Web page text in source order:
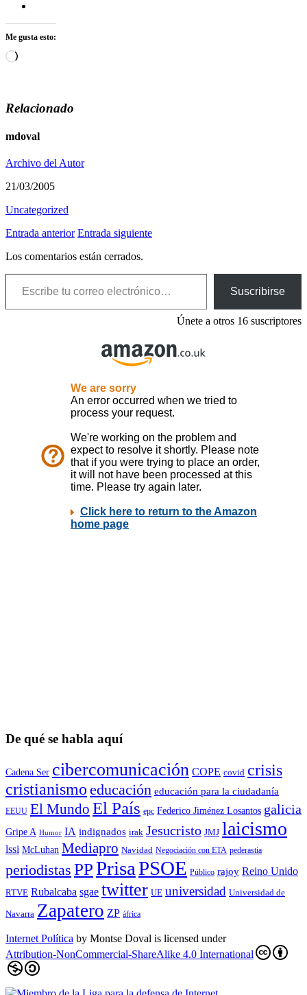
Me gusta esto:
Cargando...
Relacionado
mdoval
Archivo del Autor
21/03/2005
Uncategorized
Entrada anterior Entrada siguiente
Los comentarios están cerrados.
Escribe tu correo electrónico…
Suscribirse
Únete a otros 16 suscriptores
De qué se habla aquí
Cadena Ser cibercomunicación COPE covid crisis
cristianismo educación educación para la ciudadaní­a
EEUU El Mundo El País epc Federico Jiménez Losantos galicia
Gripe A Humor IA indignados irak Jesucristo JMJ laicismo
lssi McLuhan Mediapro Navidad Negociación con ETA pederastia
periodistas PPPrisaPSOE Público rajoy Reino Unido
RTVE Rubalcaba sgae twitter UE universidad Universidad de
Navarra Zapatero ZP áfrica
Internet Política by Montse Doval is licensed under
Attribution-NonCommercial-ShareAlike 4.0 International